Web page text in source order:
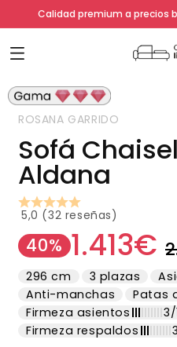
directamente
al contenido
Calidad premium a precios
a la
información
del producto
Abrir
elemento
multimedia
ventana
modal
ROSANA GARRIDO
Sofá
Aldana
5,0 (32 reseñas)
Precio
habitual
Precio
de
oferta
1.413€
40%
296 cm 3 plazas
Anti-manchas
Patas
Firmeza asientos
3/
Firmeza respaldos